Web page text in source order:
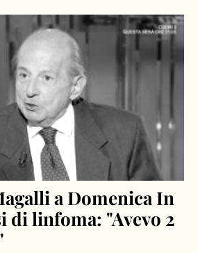
a Domenica In
di linfoma: "Avevo 2